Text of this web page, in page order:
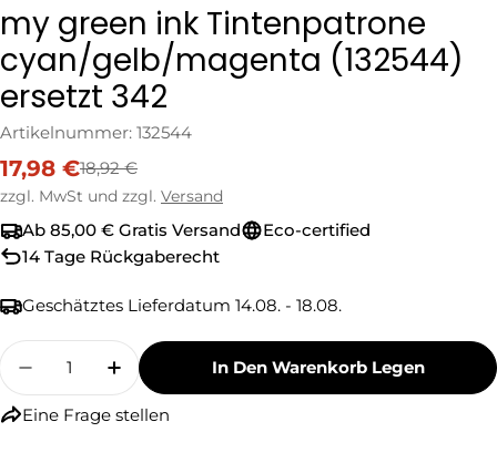
my green ink Tintenpatrone
cyan/gelb/magenta (132544)
ersetzt 342
Artikelnummer: 132544
Verkaufspreis
17,98 €
Regulärer
Preis
18,92 €
zzgl. MwSt und zzgl. Versand
Ab 85,00 € Gratis Versand
Eco-certified
14 Tage Rückgaberecht
Geschätztes Lieferdatum 14.08. - 18.08.
Menge
Menge Für My Green Ink Tintenpatrone
Menge Für My Green Ink
In Den Warenkorb Legen
Eine Frage stellen